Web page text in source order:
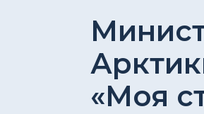
«Моя